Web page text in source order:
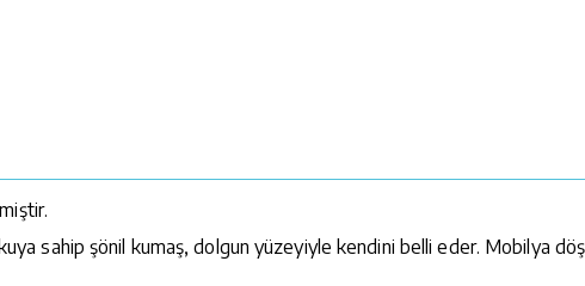
sahip şönil kumaş, dolgun yüzeyiyle kendini belli eder. Mobilya